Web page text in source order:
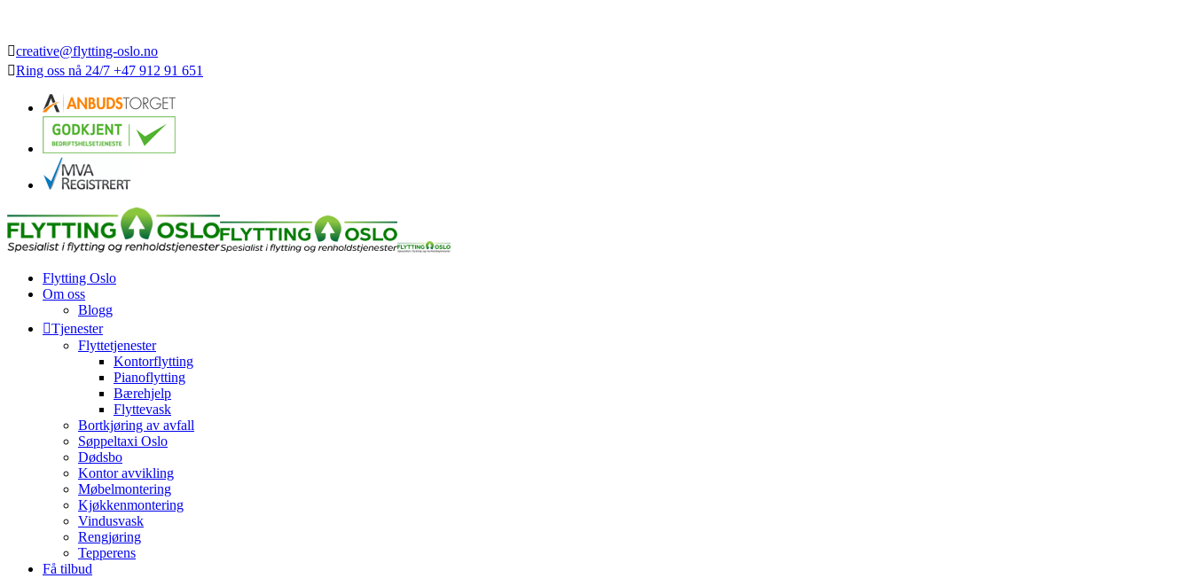
creative@flytting-oslo.no
Ring oss nå 24/7 +47 912 91 651
Flytting Oslo
Om oss
Blogg
Tjenester
Flyttetjenester
Kontorflytting
Pianoflytting
Bærehjelp
Flyttevask
Bortkjøring av avfall
Søppeltaxi Oslo
Dødsbo
Kontor avvikling
Møbelmontering
Kjøkkenmontering
Vindusvask
Rengjøring
Tepperens
Få tilbud